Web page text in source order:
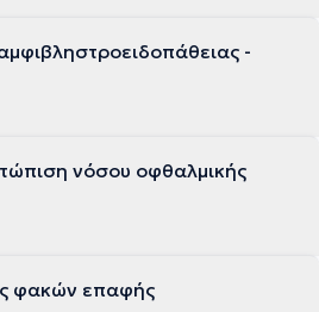
-
νόσου οφθαλμικής
φακών επαφής